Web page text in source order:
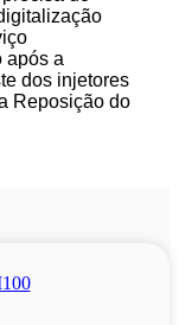
após a
dos injetores
Reposição do